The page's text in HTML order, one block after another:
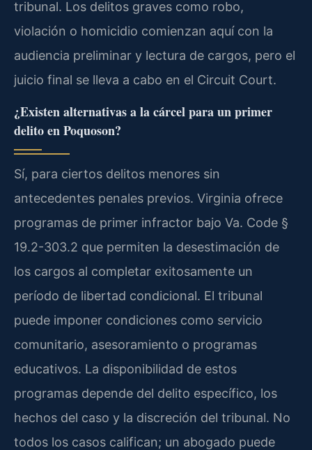
tribunal. Los delitos graves como robo,
violación o homicidio comienzan aquí con la
audiencia preliminar y lectura de cargos, pero el
juicio final se lleva a cabo en el Circuit Court.
¿Existen alternativas a la cárcel para un primer
delito en Poquoson?
Sí, para ciertos delitos menores sin
antecedentes penales previos. Virginia ofrece
programas de primer infractor bajo Va. Code §
19.2-303.2 que permiten la desestimación de
los cargos al completar exitosamente un
período de libertad condicional. El tribunal
puede imponer condiciones como servicio
comunitario, asesoramiento o programas
educativos. La disponibilidad de estos
programas depende del delito específico, los
hechos del caso y la discreción del tribunal. No
todos los casos califican; un abogado puede